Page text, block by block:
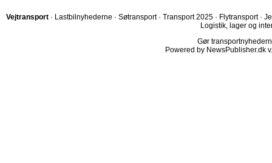
Vejtransport · Lastbilnyhederne · Søtransport · Transport 2025 · Flytransport ·
Logistik, lager og
Gør
Powered by NewsPublisher.dk